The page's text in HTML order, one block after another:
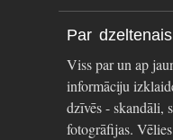
Par
Viss par un ap
informāciju
dzīvēs - skandāli,
fotogrāfijas.